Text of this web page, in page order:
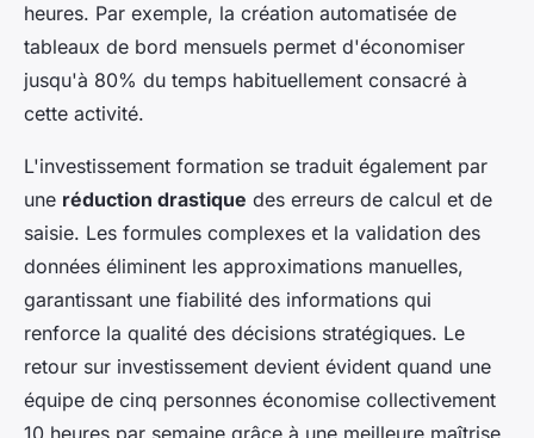
heures. Par exemple, la création automatisée de
tableaux de bord mensuels permet d'économiser
jusqu'à 80% du temps habituellement consacré à
cette activité.
L'investissement formation se traduit également par
une réduction drastique des erreurs de calcul et de
saisie. Les formules complexes et la validation des
données éliminent les approximations manuelles,
garantissant une fiabilité des informations qui
renforce la qualité des décisions stratégiques. Le
retour sur investissement devient évident quand une
équipe de cinq personnes économise collectivement